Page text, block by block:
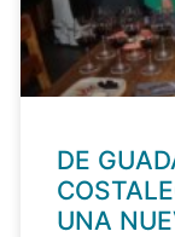
DE
UNA